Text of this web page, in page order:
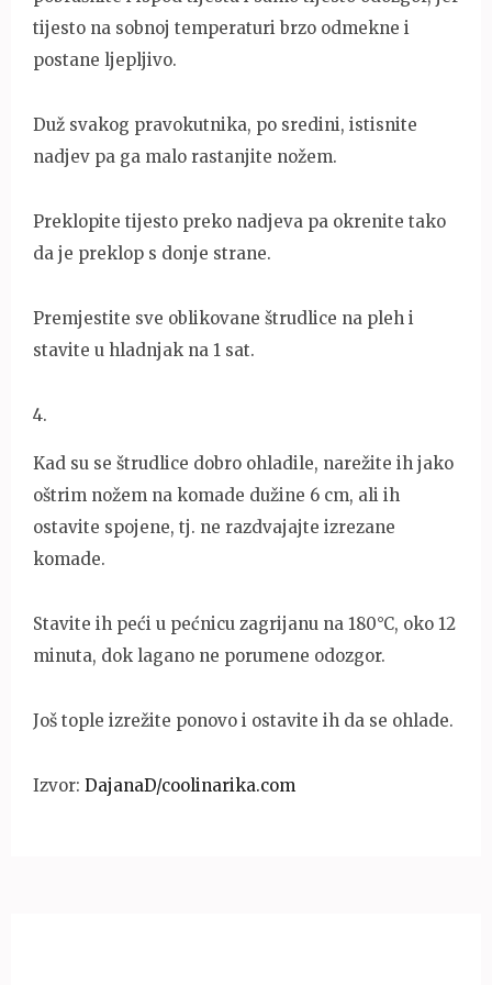
tijesto na sobnoj temperaturi brzo odmekne i
postane ljepljivo.
Duž svakog pravokutnika, po sredini, istisnite
nadjev pa ga malo rastanjite nožem.
Preklopite tijesto preko nadjeva pa okrenite tako
da je preklop s donje strane.
Premjestite sve oblikovane štrudlice na pleh i
stavite u hladnjak na 1 sat.
4.
Kad su se štrudlice dobro ohladile, narežite ih jako
oštrim nožem na komade dužine 6 cm, ali ih
ostavite spojene, tj. ne razdvajajte izrezane
komade.
Stavite ih peći u pećnicu zagrijanu na 180°C, oko 12
minuta, dok lagano ne porumene odozgor.
Još tople izrežite ponovo i ostavite ih da se ohlade.
Izvor: DajanaD/coolinarika.com